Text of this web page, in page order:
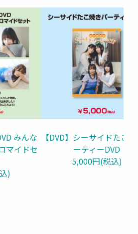
みんな
マイドセ
)
【DVD】シーサイドたこ
ーティーDVD
5,000円(税込)